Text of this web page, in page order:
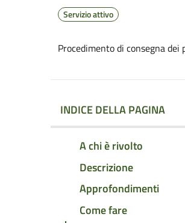
Servizio attivo
Procedimento di consegna dei
INDICE DELLA PAGINA
A chi è rivolto
Descrizione
Approfondimenti
Come fare